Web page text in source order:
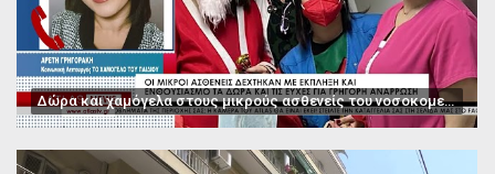
Δώρα και χαμόγελα στους μικρούς ασθενείς του νοσοκομείου Παπαγεωργίου